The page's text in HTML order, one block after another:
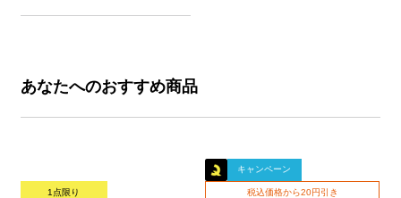
あなたへのおすすめ商品
1点限り
キャンペーン
税込価格から20円引き